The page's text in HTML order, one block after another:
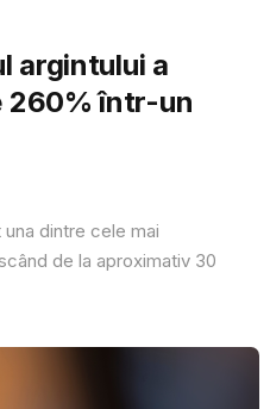
argintului a
260% într-un
dintre cele mai
de la aproximativ 30